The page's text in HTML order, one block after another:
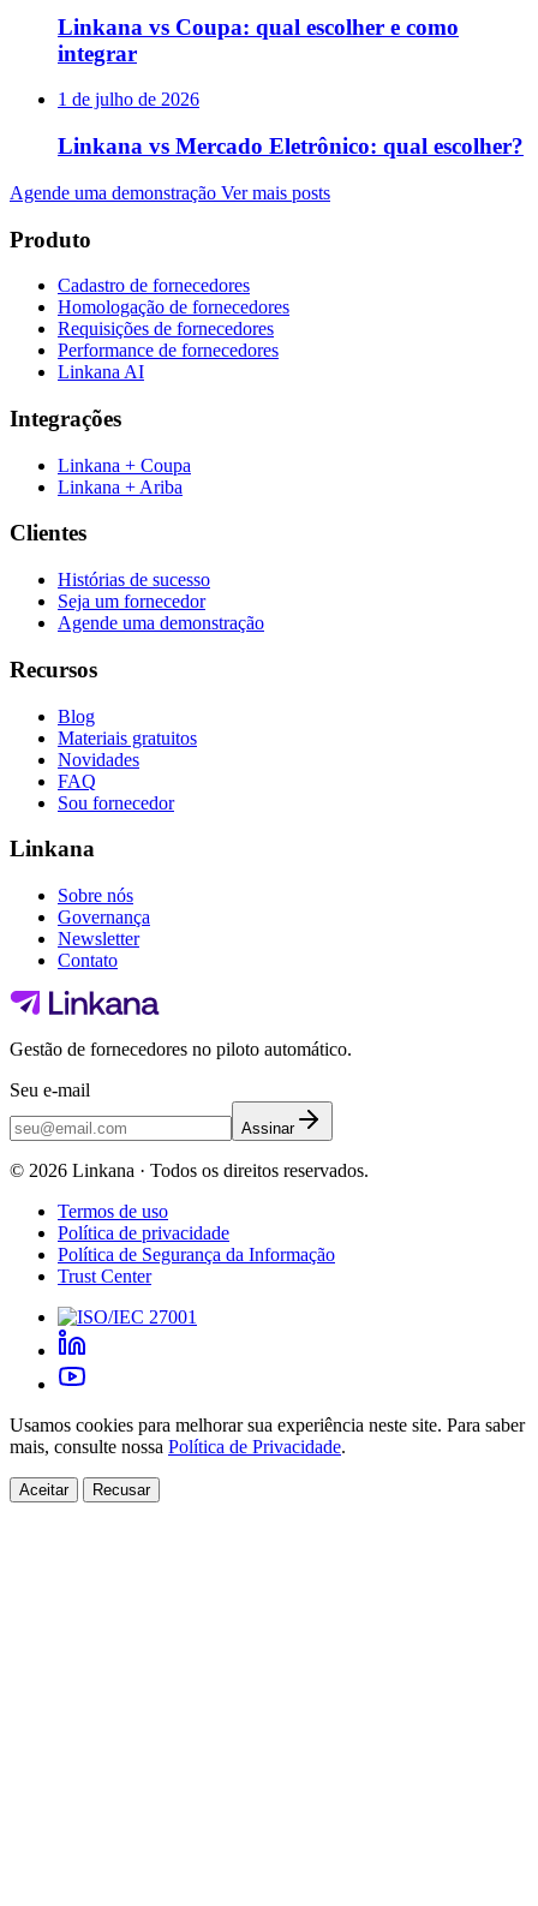
Linkana vs Coupa: qual escolher e como
integrar
1 de julho de 2026
Linkana vs Mercado Eletrônico: qual escolher?
Agende uma demonstração Ver mais posts
Produto
Cadastro de fornecedores
Homologação de fornecedores
Requisições de fornecedores
Performance de fornecedores
Linkana AI
Integrações
Linkana + Coupa
Linkana + Ariba
Clientes
Histórias de sucesso
Seja um fornecedor
Agende uma demonstração
Recursos
Blog
Materiais gratuitos
Novidades
FAQ
Sou fornecedor
Linkana
Sobre nós
Governança
Newsletter
Contato
Gestão de fornecedores no piloto automático.
Seu e-mail
Assinar
© 2026 Linkana · Todos os direitos reservados.
Termos de uso
Política de privacidade
Política de Segurança da Informação
Trust Center
Usamos cookies para melhorar sua experiência neste site. Para saber
mais, consulte nossa Política de Privacidade.
Aceitar Recusar